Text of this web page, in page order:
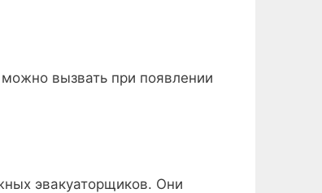
вызвать при появлении
эвакуаторщиков. Они